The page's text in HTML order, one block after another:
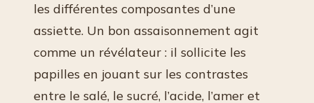
les différentes composantes d’une
assiette. Un bon assaisonnement agit
comme un révélateur : il sollicite les
papilles en jouant sur les contrastes
entre le salé, le sucré, l’acide, l’amer et